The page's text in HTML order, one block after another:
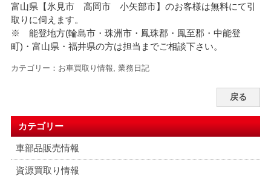
富山県【氷見市 高岡市 小矢部市】のお客様は無料にて引
取りに伺えます。
※ 能登地方(輪島市・珠洲市・ 鳳珠郡・鳳至郡・中能登
町)・富山県・福井県の方は担当までご相談下さい。
カテゴリー： お車買取り情報, 業務日記
戻る
カテゴリー
車部品販売情報
資源買取り情報